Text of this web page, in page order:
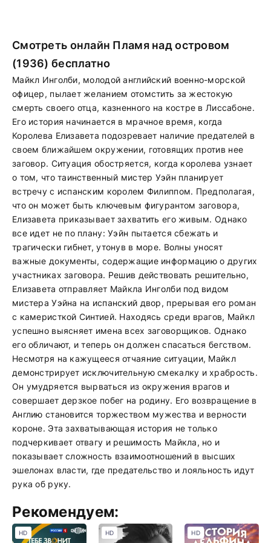
Смотреть онлайн Пламя над островом
(1936) бесплатно
Майкл Инголби, молодой английский военно-морской
офицер, пылает желанием отомстить за жестокую
смерть своего отца, казненного на костре в Лиссабоне.
Его история начинается в мрачное время, когда
Королева Елизавета подозревает наличие предателей в
своем ближайшем окружении, готовящих против нее
заговор. Ситуация обостряется, когда королева узнает
о том, что таинственный мистер Уэйн планирует
встречу с испанским королем Филиппом. Предполагая,
что он может быть ключевым фигурантом заговора,
Елизавета приказывает захватить его живым. Однако
все идет не по плану: Уэйн пытается сбежать и
трагически гибнет, утонув в море. Волны уносят
важные документы, содержащие информацию о других
участниках заговора. Решив действовать решительно,
Елизавета отправляет Майкла Инголби под видом
мистера Уэйна на испанский двор, прерывая его роман
с камеристкой Синтией. Находясь среди врагов, Майкл
успешно выясняет имена всех заговорщиков. Однако
его обличают, и теперь он должен спасаться бегством.
Несмотря на кажущееся отчаяние ситуации, Майкл
демонстрирует исключительную смекалку и храбрость.
Он умудряется вырваться из окружения врагов и
совершает дерзкое побег на родину. Его возвращение в
Англию становится торжеством мужества и верности
короне. Эта захватывающая история не только
подчеркивает отвагу и решимость Майкла, но и
показывает сложность взаимоотношений в высших
эшелонах власти, где предательство и лояльность идут
рука об руку.
Рекомендуем:
HD HD HD